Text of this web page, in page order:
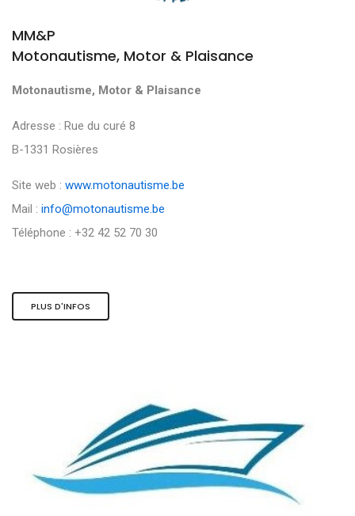
MM&P
Motonautisme, Motor & Plaisance
Motonautisme, Motor & Plaisance
Adresse : Rue du curé 8
B-1331 Rosières
Site web : www.motonautisme.be
Mail : info@motonautisme.be
Téléphone : +32 42 52 70 30
PLUS D'INFOS